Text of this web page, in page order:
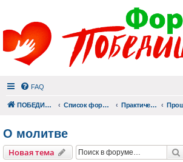
FAQ
ПОБЕДИШЬ.РУ Список форумов Практический раздел
О молитве
Новая тема